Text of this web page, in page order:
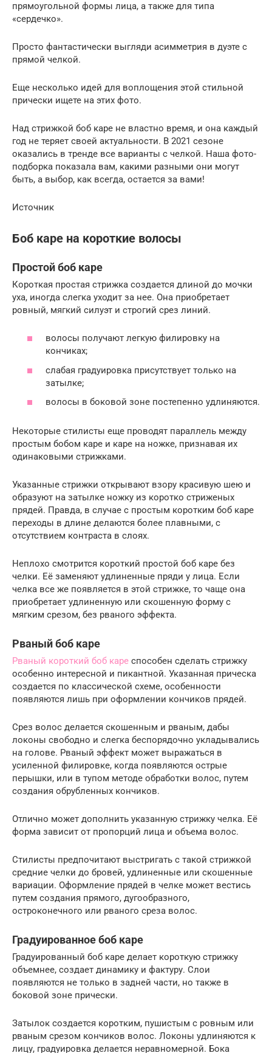
прямоугольной формы лица, а также для типа
«сердечко».
Просто фантастически выгляди асимметрия в дуэте с
прямой челкой.
Еще несколько идей для воплощения этой стильной
прически ищете на этих фото.
Над стрижкой боб каре не властно время, и она каждый
год не теряет своей актуальности. В 2021 сезоне
оказались в тренде все варианты с челкой. Наша фото-
подборка показала вам, какими разными они могут
быть, а выбор, как всегда, остается за вами!
Источник
Боб каре на короткие волосы
Простой боб каре
Короткая простая стрижка создается длиной до мочки
уха, иногда слегка уходит за нее. Она приобретает
ровный, мягкий силуэт и строгий срез линий.
волосы получают легкую филировку на
кончиках;
слабая градуировка присутствует только на
затылке;
волосы в боковой зоне постепенно удлиняются.
Некоторые стилисты еще проводят параллель между
простым бобом каре и каре на ножке, признавая их
одинаковыми стрижками.
Указанные стрижки открывают взору красивую шею и
образуют на затылке ножку из коротко стриженых
прядей. Правда, в случае с простым коротким боб каре
переходы в длине делаются более плавными, с
отсутствием контраста в слоях.
Неплохо смотрится короткий простой боб каре без
челки. Её заменяют удлиненные пряди у лица. Если
челка все же появляется в этой стрижке, то чаще она
приобретает удлиненную или скошенную форму с
мягким срезом, без рваного эффекта.
Рваный боб каре
Рваный короткий боб каре способен сделать стрижку
особенно интересной и пикантной. Указанная прическа
создается по классической схеме, особенности
появляются лишь при оформлении кончиков прядей.
Срез волос делается скошенным и рваным, дабы
локоны свободно и слегка беспорядочно укладывались
на голове. Рваный эффект может выражаться в
усиленной филировке, когда появляются острые
перышки, или в тупом методе обработки волос, путем
создания обрубленных кончиков.
Отлично может дополнить указанную стрижку челка. Её
форма зависит от пропорций лица и объема волос.
Стилисты предпочитают выстригать с такой стрижкой
средние челки до бровей, удлиненные или скошенные
вариации. Оформление прядей в челке может вестись
путем создания прямого, дугообразного,
остроконечного или рваного среза волос.
Градуированное боб каре
Градуированный боб каре делает короткую стрижку
объемнее, создает динамику и фактуру. Слои
появляются не только в задней части, но также в
боковой зоне прически.
Затылок создается коротким, пушистым с ровным или
рваным срезом кончиков волос. Локоны удлиняются к
лицу, градуировка делается неравномерной. Бока